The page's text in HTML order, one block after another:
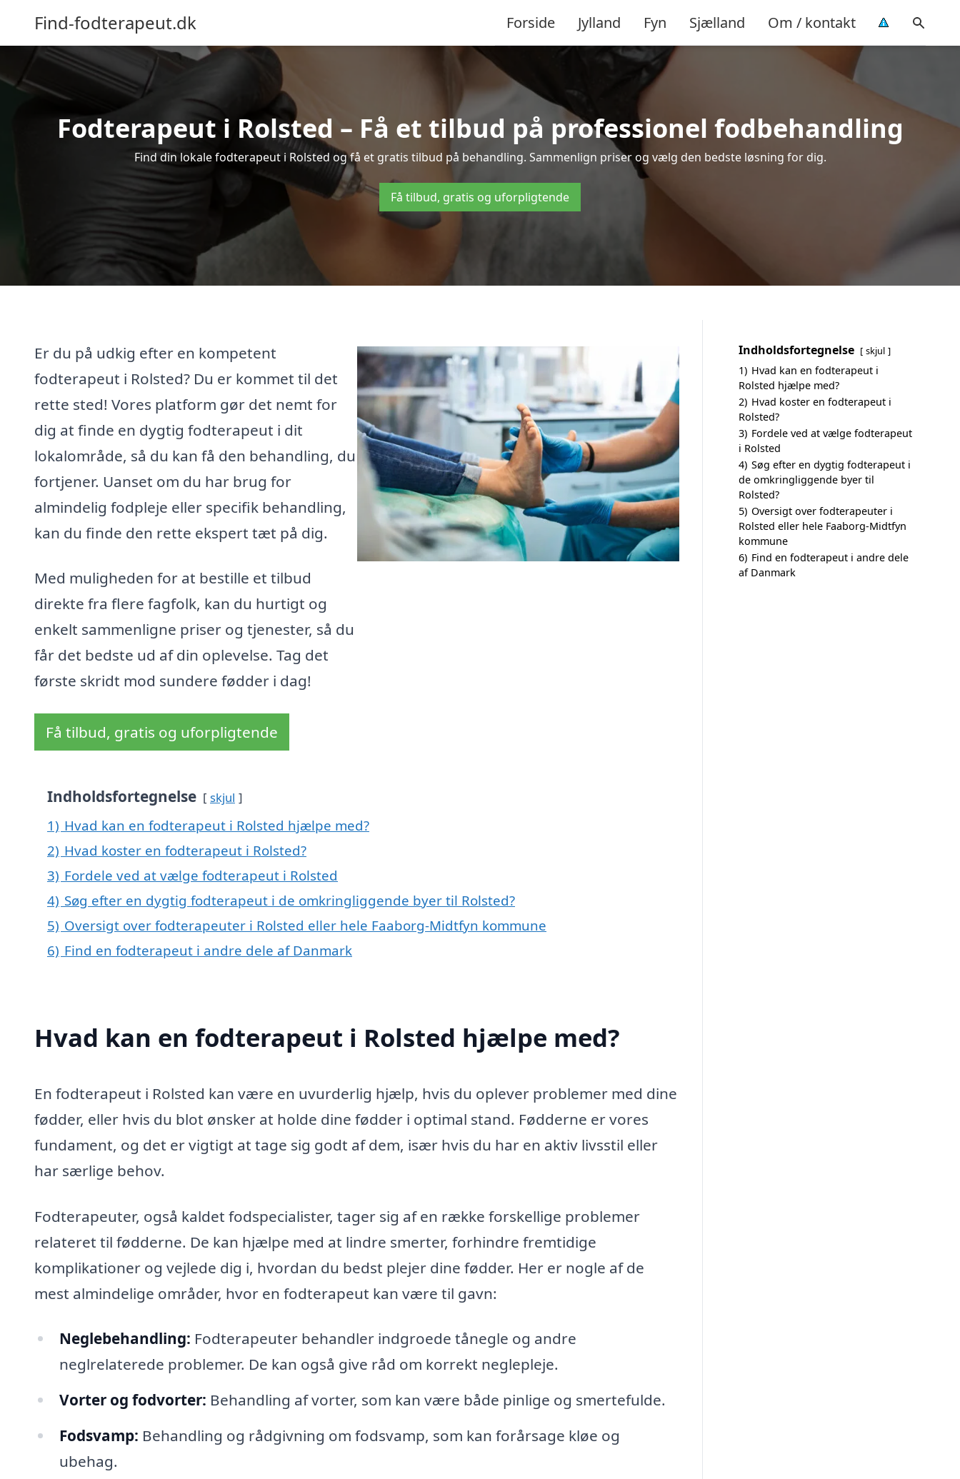
Find-fodterapeut.dk Forside Jylland Fyn Sjælland Om / kontakt
Fodterapeut i Rolsted – Få et tilbud på professionel fodbehandling
Find din lokale fodterapeut i Rolsted og få et gratis tilbud på behandling. Sammenlign priser og vælg den bedste løsning for dig.
Få tilbud, gratis og uforpligtende
Er du på udkig efter en kompetent
fodterapeut i Rolsted? Du er kommet til det
rette sted! Vores platform gør det nemt for
dig at finde en dygtig fodterapeut i dit
lokalområde, så du kan få den behandling, du
fortjener. Uanset om du har brug for
almindelig fodpleje eller specifik behandling,
kan du finde den rette ekspert tæt på dig.
Med muligheden for at bestille et tilbud
direkte fra flere fagfolk, kan du hurtigt og
enkelt sammenligne priser og tjenester, så du
får det bedste ud af din oplevelse. Tag det
første skridt mod sundere fødder i dag!
Få tilbud, gratis og uforpligtende
Indholdsfortegnelse skjul
1) Hvad kan en fodterapeut i Rolsted hjælpe med?
2) Hvad koster en fodterapeut i Rolsted?
3) Fordele ved at vælge fodterapeut i Rolsted
4) Søg efter en dygtig fodterapeut i de omkringliggende byer til Rolsted?
5) Oversigt over fodterapeuter i Rolsted eller hele Faaborg-Midtfyn kommune
6) Find en fodterapeut i andre dele af Danmark
Hvad kan en fodterapeut i Rolsted hjælpe med?
En fodterapeut i Rolsted kan være en uvurderlig hjælp, hvis du oplever problemer med dine
fødder, eller hvis du blot ønsker at holde dine fødder i optimal stand. Fødderne er vores
fundament, og det er vigtigt at tage sig godt af dem, især hvis du har en aktiv livsstil eller
har særlige behov.
Fodterapeuter, også kaldet fodspecialister, tager sig af en række forskellige problemer
relateret til fødderne. De kan hjælpe med at lindre smerter, forhindre fremtidige
komplikationer og vejlede dig i, hvordan du bedst plejer dine fødder. Her er nogle af de
mest almindelige områder, hvor en fodterapeut kan være til gavn:
Neglebehandling: Fodterapeuter behandler indgroede tånegle og andre
neglrelaterede problemer. De kan også give råd om korrekt neglepleje.
Vorter og fodvorter: Behandling af vorter, som kan være både pinlige og smertefulde.
Fodsvamp: Behandling og rådgivning om fodsvamp, som kan forårsage kløe og
ubehag.
Indholdsfortegnelse skjul
1) Hvad kan en fodterapeut i
Rolsted hjælpe med?
2) Hvad koster en fodterapeut i
Rolsted?
3) Fordele ved at vælge fodterapeut
i Rolsted
4) Søg efter en dygtig fodterapeut i
de omkringliggende byer til
Rolsted?
5) Oversigt over fodterapeuter i
Rolsted eller hele Faaborg-Midtfyn
kommune
6) Find en fodterapeut i andre dele
af Danmark